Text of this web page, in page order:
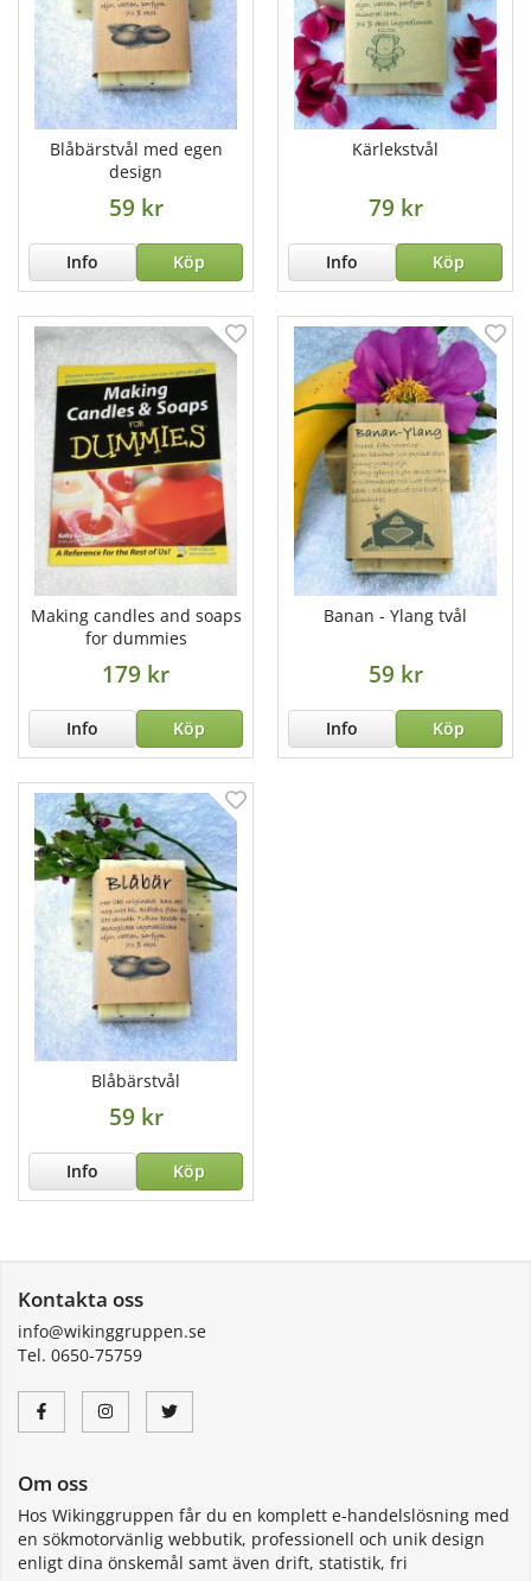
Blåbärstvål med egen
design
59 kr
Info Köp
Kärlekstvål
79 kr
Info Köp
Making candles and soaps
for dummies
179 kr
Info Köp
Banan - Ylang tvål
59 kr
Info Köp
Blåbärstvål
59 kr
Info Köp
Kontakta oss
info@wikinggruppen.se
Tel. 0650-75759
Om oss
Hos Wikinggruppen får du en komplett e-handelslösning med
en sökmotorvänlig webbutik, professionell och unik design
enligt dina önskemål samt även drift, statistik, fri